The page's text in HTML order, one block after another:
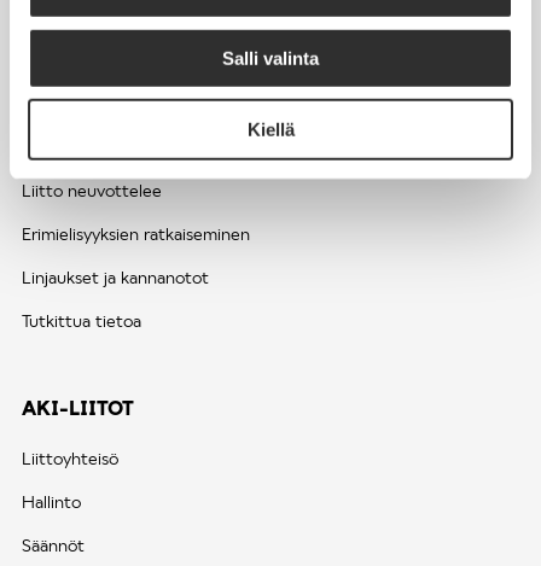
Salli valinta
Kiellä
EDUNVALVONTA
Liitto neuvottelee
Erimielisyyksien ratkaiseminen
Linjaukset ja kannanotot
Tutkittua tietoa
AKI-LIITOT
Liittoyhteisö
Hallinto
Säännöt